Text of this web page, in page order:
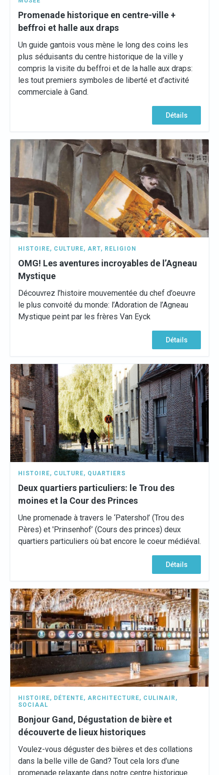
Promenade historique en centre-ville +
beffroi et halle aux draps
Un guide gantois vous mène le long des coins les
plus séduisants du centre historique de la ville y
compris la visite du beffroi et de la halle aux draps:
les tout premiers symboles de liberté et d’activité
commerciale à Gand.
Détails
HISTOIRE, CULTURE, ART, RELIGION
OMG! Les aventures incroyables de l’Agneau
Mystique
Découvrez l’histoire mouvementée du chef d’oeuvre
le plus convoité du monde: l’Adoration de l’Agneau
Mystique peint par les frères Van Eyck
Détails
HISTOIRE, CULTURE, QUARTIERS
Deux quartiers particuliers: le Trou des
moines et la Cour des Princes
Une promenade à travers le ‘Patershol’ (Trou des
Pères) et 'Prinsenhof’ (Cours des princes) deux
quartiers particuliers où bat encore le coeur médiéval.
Détails
HISTOIRE, DÉTENTE, ARCHITECTURE, CULINAIR ,
SOCIAAL
Bonjour Gand, Dégustation de bière et
découverte de lieux historiques
Voulez-vous déguster des bières et des collations
dans la belle ville de Gand? Tout cela lors d’une
promenade relaxante dans notre centre historique.